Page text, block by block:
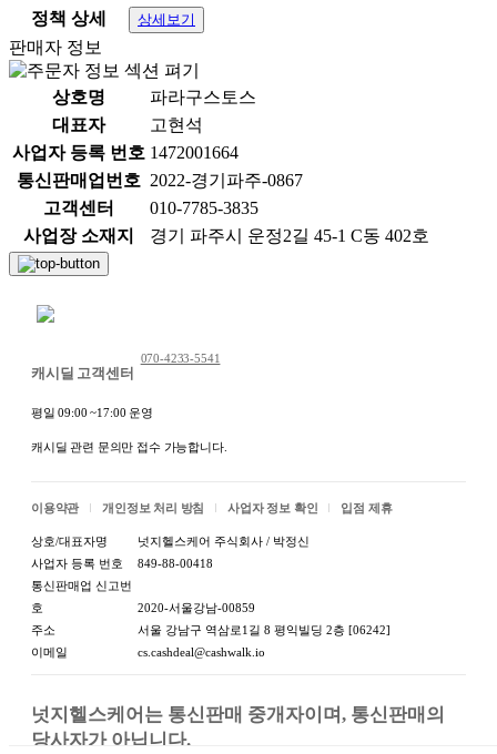
- 팟타이소스(수리 5L)상품[ 4개 ]
품입니다-
정책 상세
상세보기
판매자 정보
상호명
파라구스토스
대표자
고현석
사업자 등록 번호 1472001664
통신판매업번호 2022-경기파주-0867
고객센터
010-7785-3835
사업장 소재지
경기 파주시 운정2길 45-1 C동 402호
캐시딜 고객센터
070-4233-5541
평일 09:00 ~17:00 운영
캐시딜 관련 문의만 접수 가능합니다.
이용약관 개인정보 처리 방침 사업자 정보 확인 입점 제휴
상호/대표자명
넛지헬스케어 주식회사 / 박정신
사업자 등록 번호
849-88-00418
통신판매업 신고번
호
2020-서울강남-00859
주소
서울 강남구 역삼로1길 8 평익빌딩 2층 [06242]
이메일
cs.cashdeal@cashwalk.io
넛지헬스케어는 통신판매 중개자이며, 통신판매의
당사자가 아닙니다.